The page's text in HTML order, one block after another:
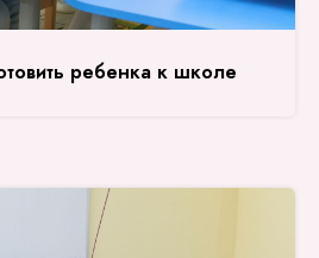
ребенка к школе